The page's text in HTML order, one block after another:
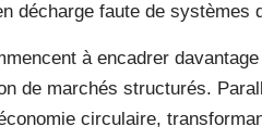
décharge faute de systèmes
à encadrer
de marchés structurés.
circulaire,